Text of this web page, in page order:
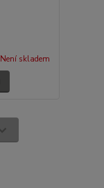
Není skladem